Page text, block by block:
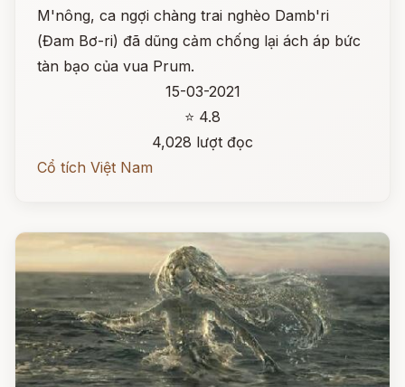
M'nông, ca ngợi chàng trai nghèo Damb'ri
(Đam Bơ-ri) đã dũng cảm chống lại ách áp bức
tàn bạo của vua Prum.
15-03-2021
⭐ 4.8
4,028 lượt đọc
Cổ tích Việt Nam